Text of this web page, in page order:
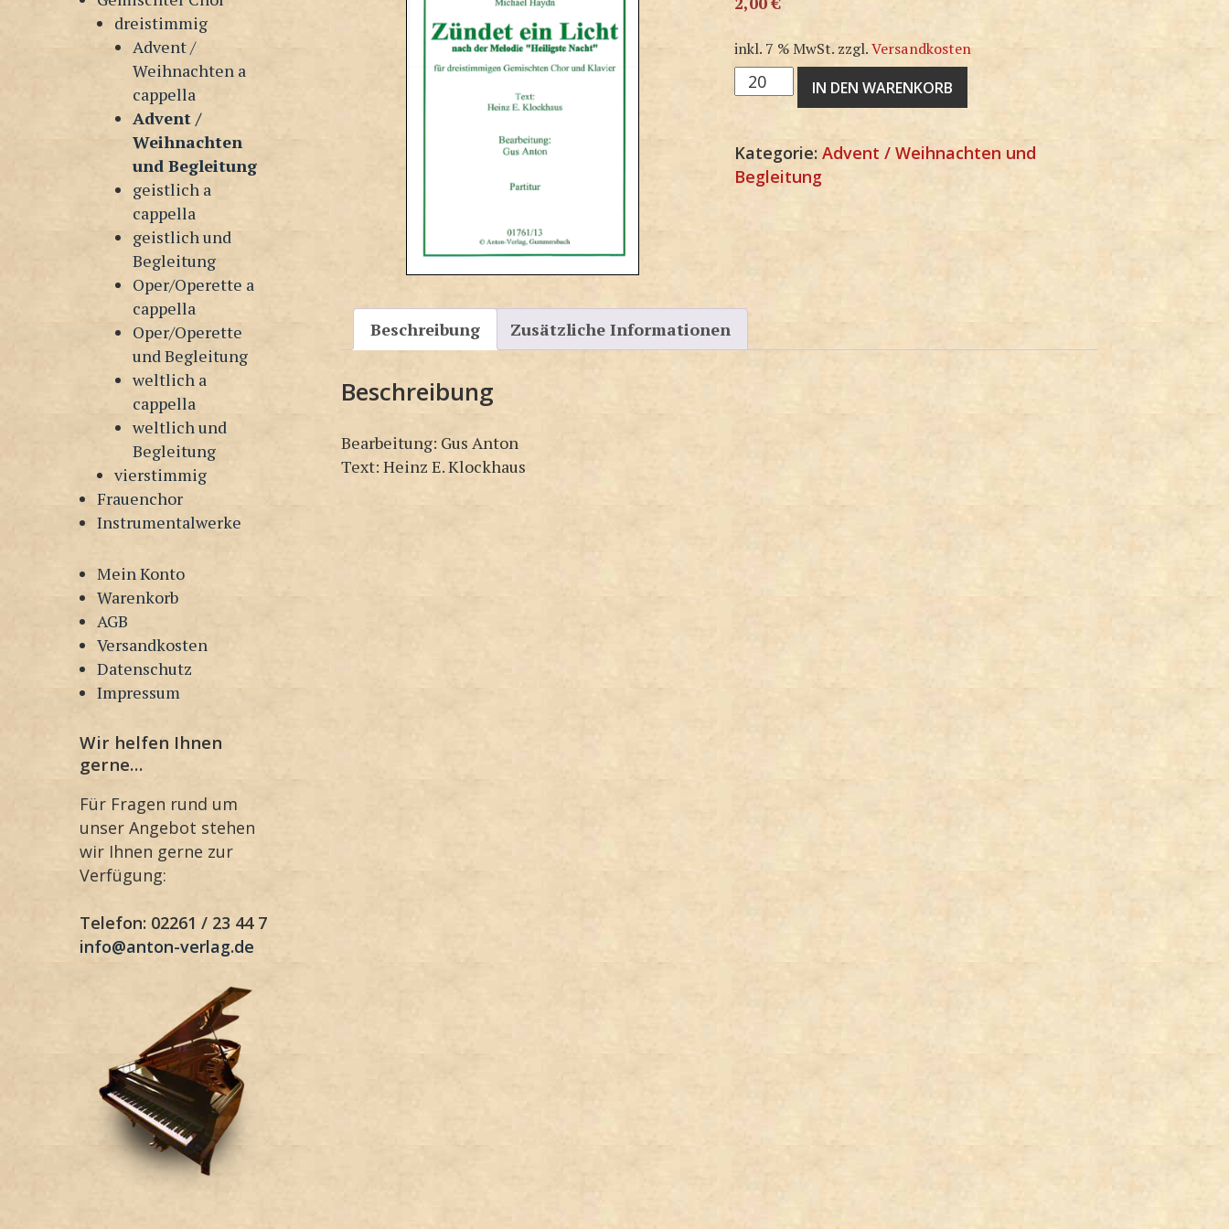
dreistimmig
Advent /
Weihnachten a
cappella
Advent /
Weihnachten
und Begleitung
geistlich a
cappella
geistlich und
Begleitung
Oper/Operette a
cappella
Oper/Operette
und Begleitung
weltlich a
cappella
weltlich und
Begleitung
vierstimmig
Frauenchor
Instrumentalwerke
Mein Konto
Warenkorb
AGB
Versandkosten
Datenschutz
Impressum
Wir helfen Ihnen
gerne…
Für Fragen rund um
unser Angebot stehen
wir Ihnen gerne zur
Verfügung:
Telefon: 02261 / 23 44 7
info@anton-verlag.de
inkl. 7 % MwSt. zzgl.Versandkosten
3G1761SP
Menge
IN DEN WARENKORB
Kategorie:Advent / Weihnachten und
Begleitung
Beschreibung Zusätzliche Informationen
Beschreibung
Bearbeitung: Gus Anton
Text: Heinz E. Klockhaus